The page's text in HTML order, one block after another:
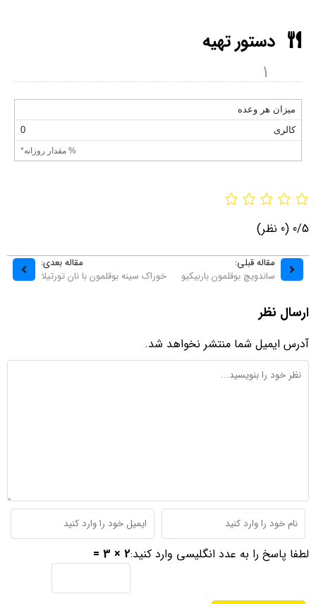
دستور تهیه
1
میزان هر وعده
کالری
0
% مقدار روزانه*
0/5 (0 نظر)
مقاله قبلی:
ساندویچ بوقلمون باربیکیو
مقاله بعدی:
خوراک سینه بوقلمون با نان تورتیلا
ارسال نظر
آدرس ایمیل شما منتشر نخواهد شد.
لطفا پاسخ را به عدد انگلیسی وارد کنید:2 × 3 =